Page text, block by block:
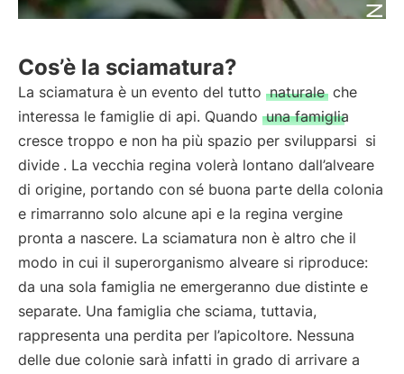
Cos’è la sciamatura?
La sciamatura è un evento del tutto naturale che
interessa le famiglie di api. Quando una famiglia
cresce troppo e non ha più spazio per svilupparsi si
divide . La vecchia regina volerà lontano dall’alveare
di origine, portando con sé buona parte della colonia
e rimarranno solo alcune api e la regina vergine
pronta a nascere. La sciamatura non è altro che il
modo in cui il superorganismo alveare si riproduce:
da una sola famiglia ne emergeranno due distinte e
separate. Una famiglia che sciama, tuttavia,
rappresenta una perdita per l’apicoltore. Nessuna
delle due colonie sarà infatti in grado di arrivare a